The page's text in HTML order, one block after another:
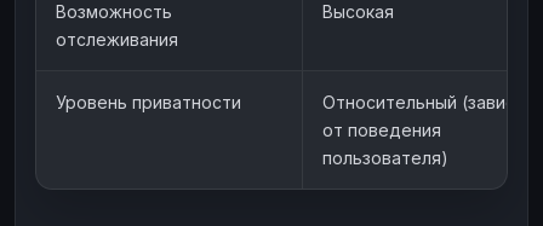
Возможность
отслеживания
Высокая
Уровень приватности
Относительный (зависит
от поведения
пользователя)